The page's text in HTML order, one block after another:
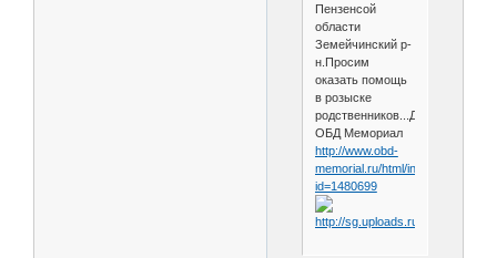
Пензенсой
области
Земейчинский р-
н.Просим
оказать помощь
в розыске
родственников...Данные
ОБД Мемориал
http://www.obd-
memorial.ru/html/info.htm?
id=1480699